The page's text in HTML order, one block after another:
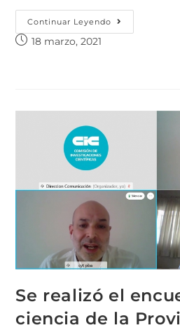
Continuar Leyendo
18 marzo, 2021
Se realizó el
ciencia de la